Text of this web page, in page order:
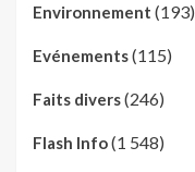
Environnement (193)
Evénements(115)
Faits divers(246)
Flash Info(1 548)